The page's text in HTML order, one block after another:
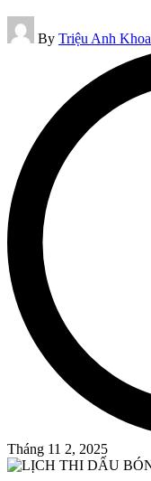
Posted
by
By Triệu Anh Khoa
Tháng 11 2, 2025